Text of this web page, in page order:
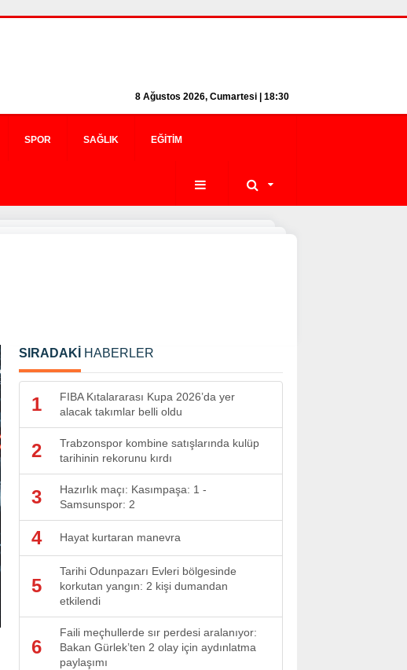
8 Ağustos 2026, Cumartesi | 18:30
SPOR SAĞLIK EĞITIM
SIRADAKİ HABERLER
1
FIBA Kıtalararası Kupa 2026’da yer
alacak takımlar belli oldu
2
Trabzonspor kombine satışlarında kulüp
tarihinin rekorunu kırdı
3
Hazırlık maçı: Kasımpaşa: 1 -
Samsunspor: 2
4 Hayat kurtaran manevra
5
Tarihi Odunpazarı Evleri bölgesinde
korkutan yangın: 2 kişi dumandan
etkilendi
6
Faili meçhullerde sır perdesi aralanıyor:
Bakan Gürlek’ten 2 olay için aydınlatma
paylaşımı